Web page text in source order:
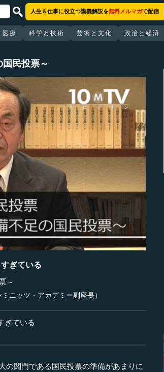
人生＆仕事に役立つ講義解説を無料メルマガで配信
医療 科学と技術 芸術と文化 政治と経済
民投票～
ぎている
～
ニッツ・アカデミー副座長）
ぎている
の関門である国民投票の準備があまりに